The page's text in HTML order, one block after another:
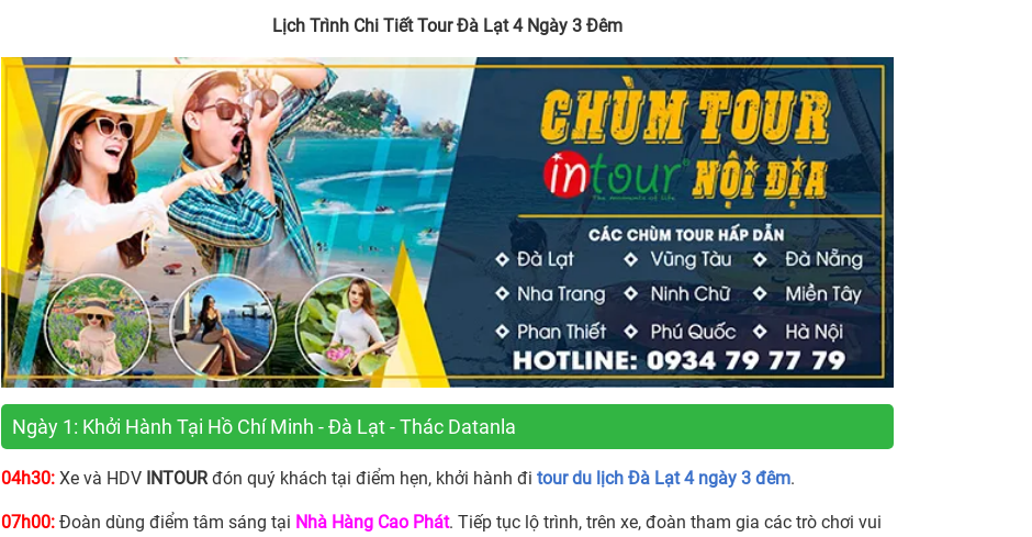
Lịch Trình Chi Tiết Tour Đà Lạt 4 Ngày 3 Đêm
Ngày 1: Khởi Hành Tại Hồ Chí Minh - Đà Lạt - Thác Datanla
04h30: Xe và HDV INTOURđón quý khách tại điểm hẹn, khởi hành đi tour du lịch Đà Lạt 4 ngày 3 đêm.
07h00: Đoàn dùng điểm tâm sáng tại Nhà Hàng Cao Phát. Tiếp tục lộ trình, trên xe, đoàn tham gia các trò chơi vui